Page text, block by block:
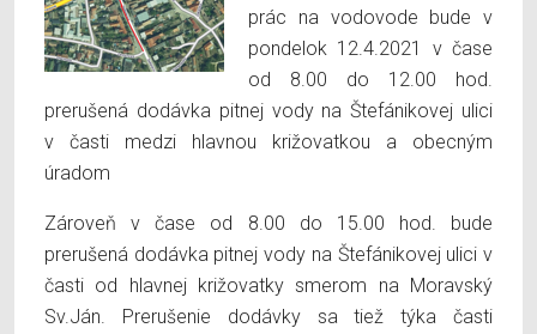
prác na vodovode bude v
pondelok 12.4.2021 v čase
od 8.00 do 12.00 hod.
prerušená dodávka pitnej vody na Štefánikovej ulici
v časti medzi hlavnou križovatkou a obecným
úradom
Zároveň v čase od 8.00 do 15.00 hod. bude
prerušená dodávka pitnej vody na Štefánikovej ulici v
časti od hlavnej križovatky smerom na Moravský
Sv.Ján. Prerušenie dodávky sa tiež týka časti